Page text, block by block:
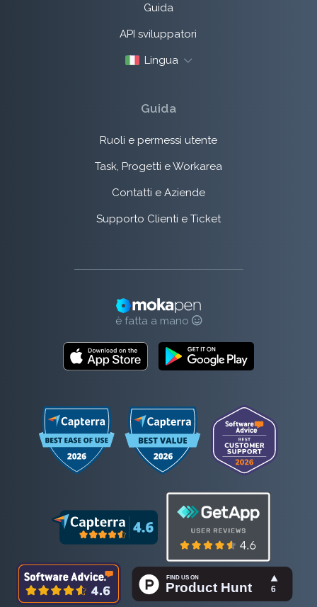
Guida
API sviluppatori
Lingua
Guida
Ruoli e permessi utente
Task, Progetti e Workarea
Contatti e Aziende
Supporto Clienti e Ticket
è fatta a mano